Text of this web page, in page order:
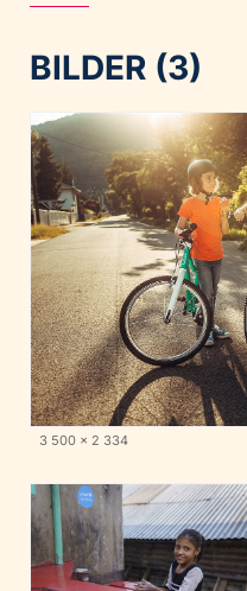
BILDER (3)
3 500 x 2 334